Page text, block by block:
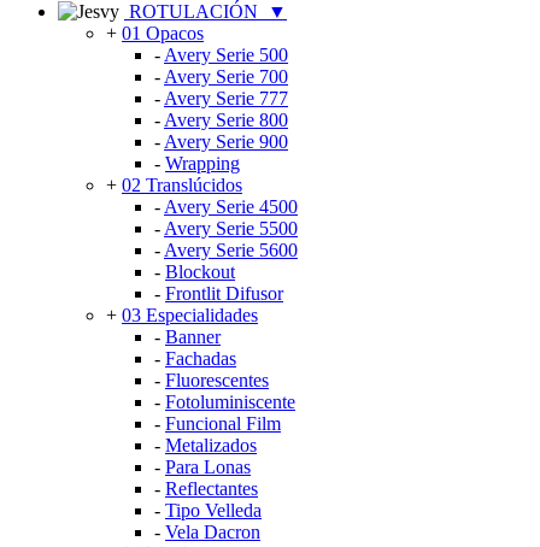
ROTULACIÓN
▼
+ 01 Opacos
- Avery Serie 500
- Avery Serie 700
- Avery Serie 777
- Avery Serie 800
- Avery Serie 900
- Wrapping
+ 02 Translúcidos
- Avery Serie 4500
- Avery Serie 5500
- Avery Serie 5600
- Blockout
- Frontlit Difusor
+ 03 Especialidades
- Banner
- Fachadas
- Fluorescentes
- Fotoluminiscente
- Funcional Film
- Metalizados
- Para Lonas
- Reflectantes
- Tipo Velleda
- Vela Dacron